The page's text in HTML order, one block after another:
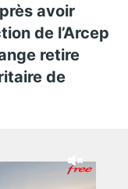
avoir
de l’Arcep
retire
de